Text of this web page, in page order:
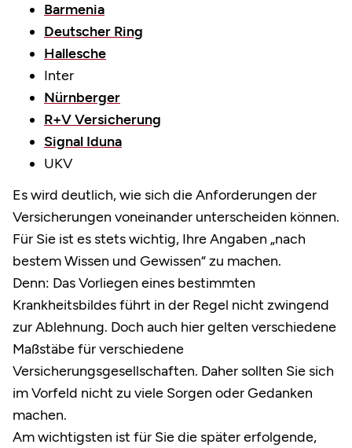
Barmenia
Deutscher Ring
Hallesche
Inter
Nürnberger
R+V Versicherung
Signal Iduna
UKV
Es wird deutlich, wie sich die Anforderungen der
Versicherungen voneinander unterscheiden können.
Für Sie ist es stets wichtig, Ihre Angaben „nach
bestem Wissen und Gewissen“ zu machen.
Denn: Das Vorliegen eines bestimmten
Krankheitsbildes führt in der Regel nicht zwingend
zur Ablehnung. Doch auch hier gelten verschiedene
Maßstäbe für verschiedene
Versicherungsgesellschaften. Daher sollten Sie sich
im Vorfeld nicht zu viele Sorgen oder Gedanken
machen.
Am wichtigsten ist für Sie die später erfolgende,